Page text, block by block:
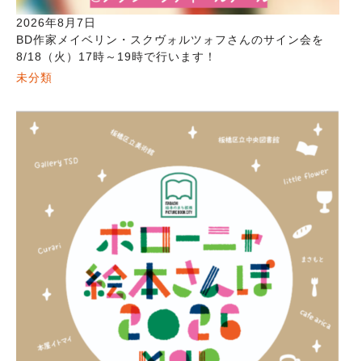
2026年8月7日
BD作家メイベリン・スクヴォルツォフさんのサイン会を
8/18（火）17時～19時で行います！
未分類